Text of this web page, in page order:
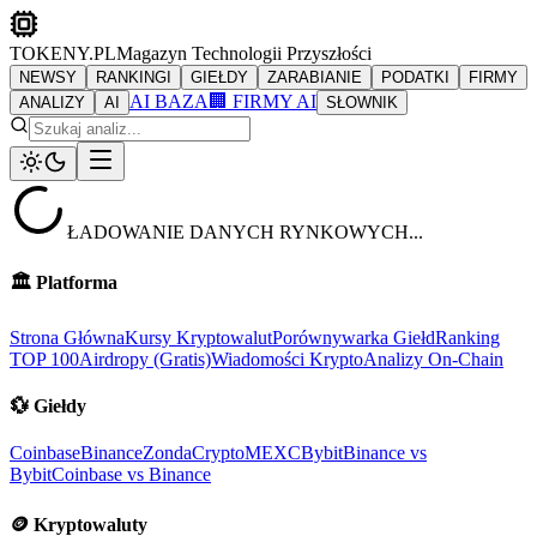
TOKENY.PLMagazyn Technologii Przyszłości
NEWSY RANKINGI GIEŁDY ZARABIANIE PODATKI
FIRMY
ANALIZY
AI AI BAZA 🏢 FIRMY AI SŁOWNIK
ŁADOWANIE DANYCH RYNKOWYCH...
🏛️ Platforma
Strona GłównaKursy KryptowalutPorównywarka GiełdRanking
TOP 100Airdropy (Gratis)Wiadomości KryptoAnalizy On-Chain
💱 Giełdy
CoinbaseBinanceZondaCryptoMEXCBybitBinance vs
BybitCoinbase vs Binance
🪙 Kryptowaluty